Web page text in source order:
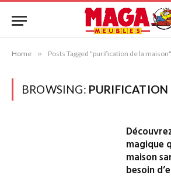
Home » Posts Tagged "purification de la maison"
BROWSING: PURIFICATION
magique
maison
besoin